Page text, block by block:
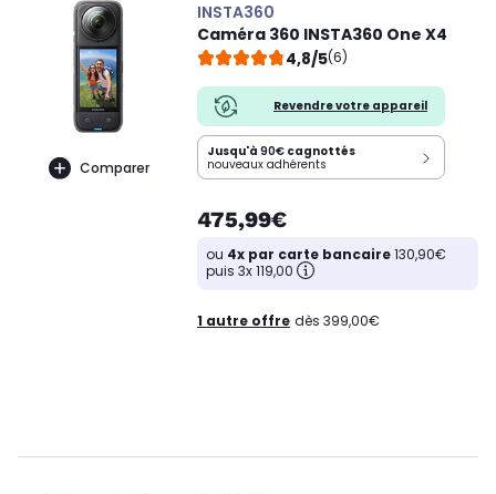
Comparer
INSTA360
Caméra 360 INSTA360 One X4
4,8/5(6)
Revendre votre appareil
Jusqu'à 90€ cagnottés
nouveaux adhérents
475,99€
ou 4x par carte bancaire130,90€
puis 3x 119,00
1 autre offre dès 399,00€